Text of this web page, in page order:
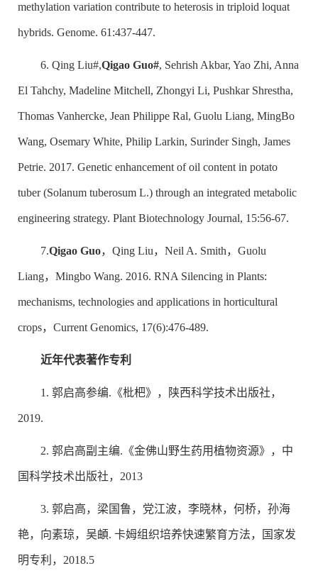
methylation variation contribute to heterosis in triploid loquat
hybrids. Genome. 61:437-447.
6. Qing Liu#,Qigao Guo#, Sehrish Akbar, Yao Zhi, Anna
El Tahchy, Madeline Mitchell, Zhongyi Li, Pushkar Shrestha,
Thomas Vanhercke, Jean Philippe Ral, Guolu Liang, MingBo
Wang, Osemary White, Philip Larkin, Surinder Singh, James
Petrie. 2017. Genetic enhancement of oil content in potato
tuber (Solanum tuberosum L.) through an integrated metabolic
engineering strategy. Plant Biotechnology Journal, 15:56-67.
7.Qigao Guo，Qing Liu，Neil A. Smith，Guolu
Liang，Mingbo Wang. 2016. RNA Silencing in Plants:
mechanisms, technologies and applications in horticultural
crops，Current Genomics, 17(6):476-489.
近年代表著作专利
1. 郭启高参编.《枇杷》，陕西科学技术出版社，
2019.
2. 郭启高副主编.《金佛山野生药用植物资源》，中
国科学技术出版社，2013
3. 郭启高，梁国鲁，党江波，李晓林，何桥，孙海
艳，向素琼，吴頔. 卡姆组织培养快速繁育方法，国家发
明专利，2018.5